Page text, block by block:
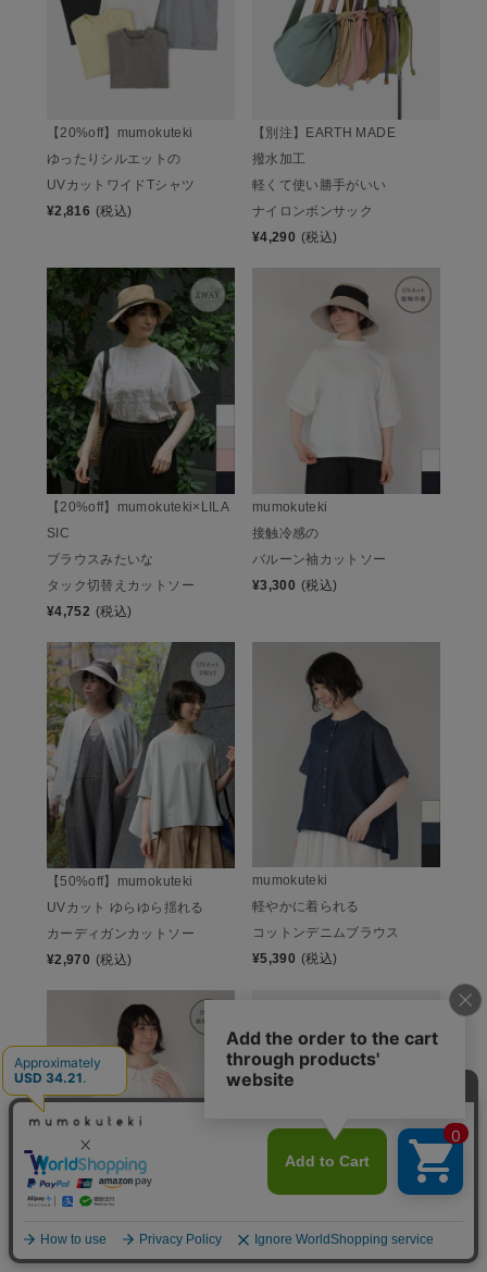
【20%off】mumokuteki
ゆったりシルエットの
UVカットワイドTシャツ
¥2,816 (税込)
【別注】EARTH MADE
撥水加工
軽くて使い勝手がいい
ナイロンボンサック
¥4,290 (税込)
【20%off】mumokuteki×LILA
SIC
ブラウスみたいな
タック切替えカットソー
¥4,752 (税込)
mumokuteki
接触冷感の
バルーン袖カットソー
¥3,300 (税込)
【50%off】mumokuteki
UVカット ゆらゆら揺れる
カーディガンカットソー
¥2,970 (税込)
mumokuteki
軽やかに着られる
コットンデニムブラウス
¥5,390 (税込)